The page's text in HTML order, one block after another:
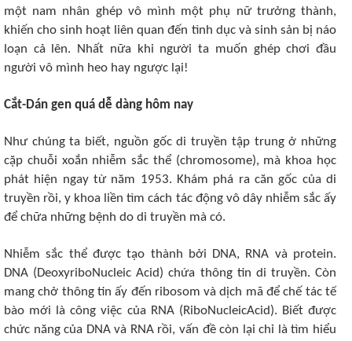
một nam nhân ghép vô mình một phụ nữ trưởng thành,
khiến cho sinh hoạt liên quan đến tình dục và sinh sản bị náo
loạn cả lên. Nhất nữa khi người ta muốn ghép chơi đầu
người vô mình heo hay ngược lại!
Cắt-Dán gen quá dễ dàng hôm nay
Như chúng ta biết, nguồn gốc di truyền tập trung ở những
cặp chuỗi xoắn nhiễm sắc thể (chromosome), mà khoa học
phát hiện ngay từ năm 1953. Khám phá ra căn gốc của di
truyền rồi, y khoa liền tìm cách tác động vô dây nhiễm sắc ấy
để chữa những bệnh do di truyền mà có.
Nhiễm sắc thể được tạo thành bởi DNA, RNA và protein.
DNA (DeoxyriboNucleic Acid) chứa thông tin di truyền. Còn
mang chở thông tin ấy đến ribosom và dịch mã để chế tác tế
bào mới là công việc của RNA (RiboNucleicAcid). Biết được
chức năng của DNA và RNA rồi, vấn đề còn lại chỉ là tìm hiểu